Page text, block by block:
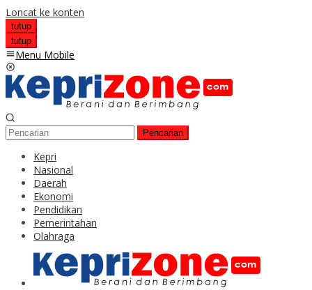
Loncat ke konten
tutup
tutup
Menu Mobile
Pencarian
Kepri
Nasional
Daerah
Ekonomi
Pendidikan
Pemerintahan
Olahraga